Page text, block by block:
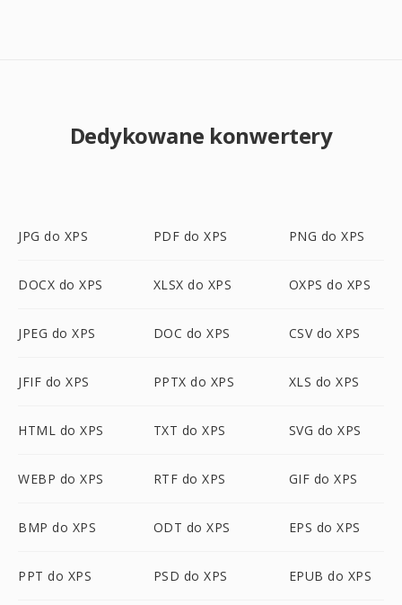
Dedykowane konwertery
JPG do XPS PDF do XPS PNG do XPS
DOCX do XPS XLSX do XPS OXPS do XPS
JPEG do XPS DOC do XPS CSV do XPS
JFIF do XPS PPTX do XPS XLS do XPS
HTML do XPS TXT do XPS SVG do XPS
WEBP do XPS RTF do XPS GIF do XPS
BMP do XPS ODT do XPS EPS do XPS
PPT do XPS PSD do XPS EPUB do XPS